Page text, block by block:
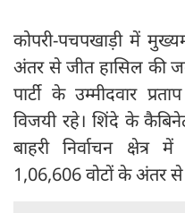
कोपरी-पचपखाड़ी में
अंतर से जीत हासिल की
पार्टी के उम्मीदवार
विजयी रहे। शिंदे के
बाहरी निर्वाचन क्षेत्र
1,06,606 वोटों के अंतर से